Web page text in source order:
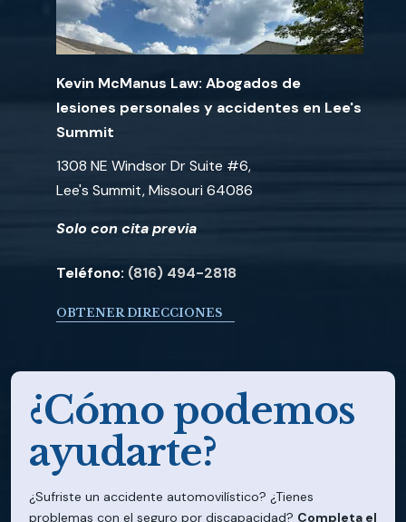
Kevin McManus Law: Abogados de
lesiones personales y accidentes en Lee's
Summit
1308 NE Windsor Dr Suite #6,
Lee's Summit, Missouri 64086
Solo con cita previa
Teléfono: (816) 494-2818
OBTENER DIRECCIONES
¿Cómo podemos
ayudarte?
¿Sufriste un accidente automovilístico? ¿Tienes
problemas con el seguro por discapacidad? Completa el